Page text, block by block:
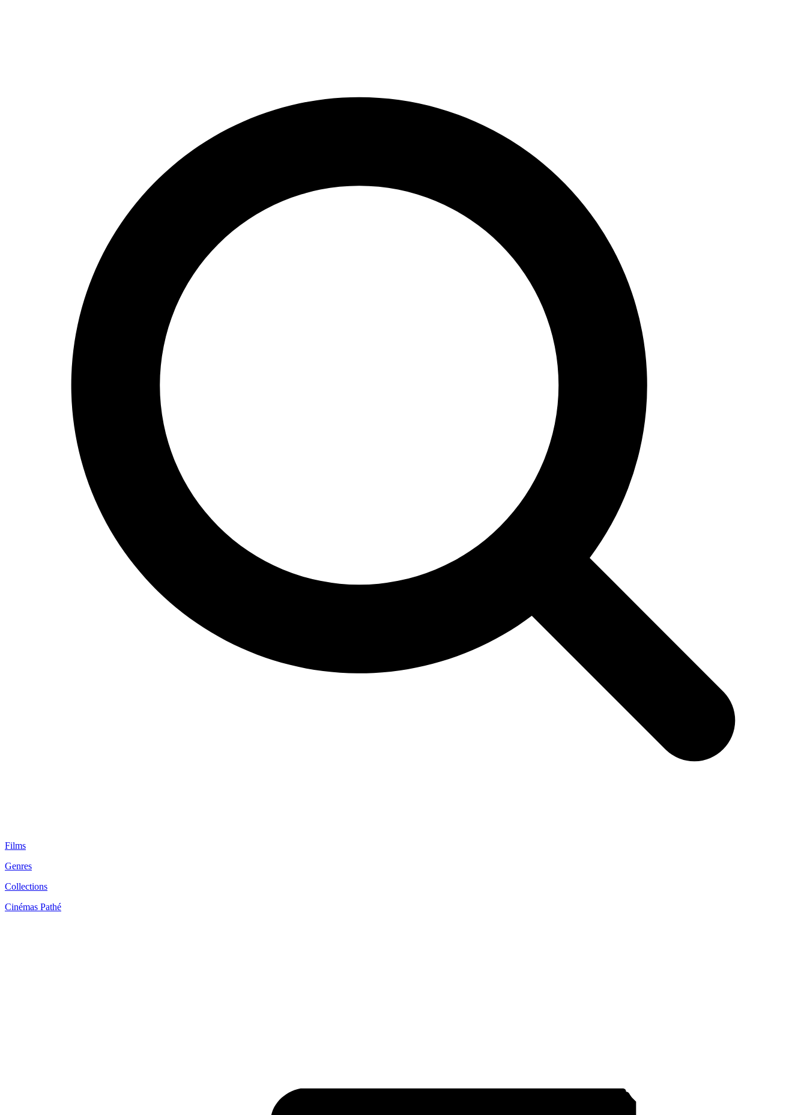
Films
Genres
Collections
Cinémas Pathé